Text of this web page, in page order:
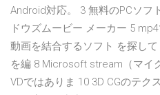
Android対応。 3 無料のPCソフ
ドウズムービー メーカー 5
動画を結合するソフト を探し
を編 8 Microsoft stream（マイ
VDではありま 10 3D CGのテク